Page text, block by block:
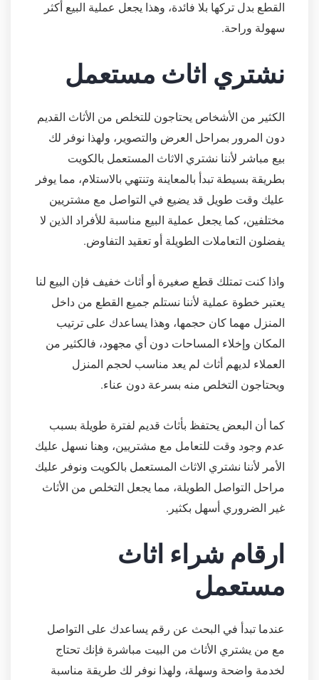
القطع بدل تركها بلا فائدة، وهذا يجعل عملية البيع أكثر
سهولة وراحة.
نشتري اثاث مستعمل
الكثير من الأشخاص يحتاجون للتخلص من الأثاث القديم
دون المرور بمراحل العرض والتصوير، ولهذا نوفر لك
بيع مباشر لأننا نشتري الاثاث المستعمل بالكويت
بطريقة بسيطة تبدأ بالمعاينة وتنتهي بالاستلام، مما يوفر
عليك وقت طويل قد يضيع في التواصل مع مشتريين
مختلفين، كما يجعل عملية البيع مناسبة للأفراد الذين لا
يفضلون التعاملات الطويلة أو تعقيد التفاوض.
واذا كنت تمتلك قطع صغيرة أو أثاث خفيف فإن البيع لنا
يعتبر خطوة عملية لأننا نستلم جميع القطع من داخل
المنزل مهما كان حجمها، وهذا يساعدك على ترتيب
المكان وإخلاء المساحات دون أي مجهود، فالكثير من
العملاء لديهم أثاث لم يعد مناسب لحجم المنزل
ويحتاجون التخلص منه بسرعة دون عناء.
كما أن البعض يحتفظ بأثاث قديم لفترة طويلة بسبب
عدم وجود وقت للتعامل مع مشتريين، وهنا نسهل عليك
الأمر لأننا نشتري الاثاث المستعمل بالكويت ونوفر عليك
مراحل التواصل الطويلة، مما يجعل التخلص من الأثاث
غير الضروري أسهل بكثير.
ارقام شراء اثاث
مستعمل
عندما تبدأ في البحث عن رقم يساعدك على التواصل
مع من يشتري الأثاث من البيت مباشرة فإنك تحتاج
لخدمة واضحة وسهلة، ولهذا نوفر لك طريقة مناسبة